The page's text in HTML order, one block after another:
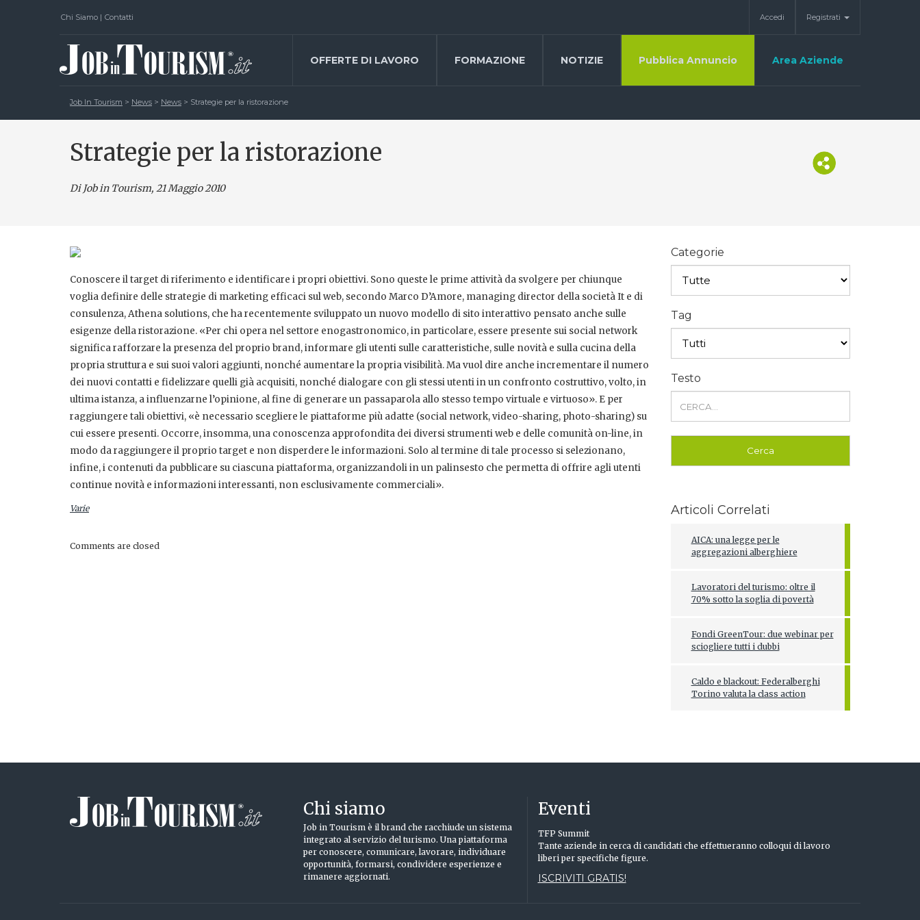
Chi Siamo | Contatti Accedi Registrati
OFFERTE DI LAVORO FORMAZIONE NOTIZIE Pubblica Annuncio Area Aziende
Job In Tourism > News > News > Strategie per la ristorazione
Strategie per la ristorazione
Di Job in Tourism, 21 Maggio 2010
Conoscere il target di riferimento e identificare i propri obiettivi. Sono queste le prime attività da svolgere per chiunque
voglia definire delle strategie di marketing efficaci sul web, secondo Marco D’Amore, managing director della società It e di
consulenza, Athena solutions, che ha recentemente sviluppato un nuovo modello di sito interattivo pensato anche sulle
esigenze della ristorazione. «Per chi opera nel settore enogastronomico, in particolare, essere presente sui social network
significa rafforzare la presenza del proprio brand, informare gli utenti sulle caratteristiche, sulle novità e sulla cucina della
propria struttura e sui suoi valori aggiunti, nonché aumentare la propria visibilità. Ma vuol dire anche incrementare il numero
dei nuovi contatti e fidelizzare quelli già acquisiti, nonché dialogare con gli stessi utenti in un confronto costruttivo, volto, in
ultima istanza, a influenzarne l’opinione, al fine di generare un passaparola allo stesso tempo virtuale e virtuoso». E per
raggiungere tali obiettivi, «è necessario scegliere le piattaforme più adatte (social network, video-sharing, photo-sharing) su
cui essere presenti. Occorre, insomma, una conoscenza approfondita dei diversi strumenti web e delle comunità on-line, in
modo da raggiungere il proprio target e non disperdere le informazioni. Solo al termine di tale processo si selezionano,
infine, i contenuti da pubblicare su ciascuna piattaforma, organizzandoli in un palinsesto che permetta di offrire agli utenti
continue novità e informazioni interessanti, non esclusivamente commerciali».
Varie
Comments are closed
Categorie
Tag
Testo
Articoli Correlati
AICA: una legge per le
aggregazioni alberghiere
Lavoratori del turismo: oltre il
70% sotto la soglia di povertà
Fondi GreenTour: due webinar per
sciogliere tutti i dubbi
Caldo e blackout: Federalberghi
Torino valuta la class action
Chi siamo
Job in Tourism è il brand che racchiude un sistema
integrato al servizio del turismo. Una piattaforma
per conoscere, comunicare, lavorare, individuare
opportunità, formarsi, condividere esperienze e
rimanere aggiornati.
Eventi
TFP Summit
Tante aziende in cerca di candidati che effettueranno colloqui di lavoro
liberi per specifiche figure.
ISCRIVITI GRATIS!